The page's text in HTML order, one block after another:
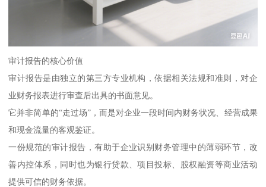
审计报告的核心价值
审计报告是由独立的第三方专业机构，依据相关法规和准则，对企
业财务报表进行审查后出具的书面意见。
它并非简单的“走过场”，而是对企业一段时间内财务状况、经营成果
和现金流量的客观鉴证。
一份规范的审计报告，有助于企业识别财务管理中的薄弱环节，改
善内控体系，同时也为银行贷款、项目投标、股权融资等商业活动
提供可信的财务依据。